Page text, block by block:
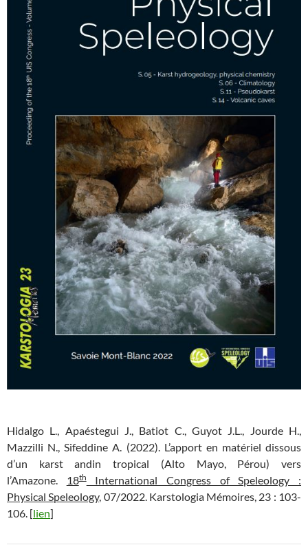
Hidalgo L., Apaéstegui J., Batiot C., Guyot J.L., Jourde H.,
Mazzilli N., Sifeddine A. (2022). L’apport en matériel dissous
d’un karst andin tropical (Alto Mayo, Pérou) vers
l’Amazone. 18thInternational Congress of Speleology :
Physical Speleology, 07/2022. Karstologia Mémoires, 23 : 103-
106. [lien]